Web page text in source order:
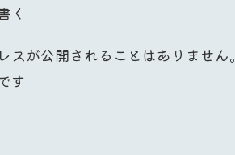
く
スが公開されることはありません。
す